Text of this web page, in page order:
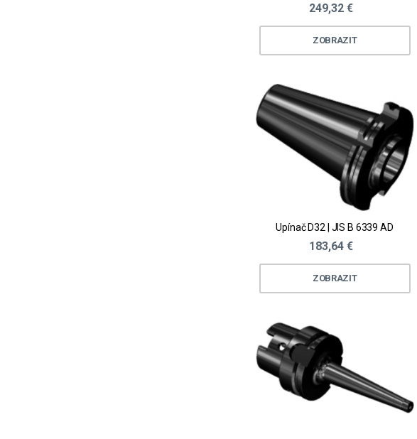
249,32 €
ZOBRAZIT
Upínač D32 | JIS B 6339 AD
183,64 €
ZOBRAZIT